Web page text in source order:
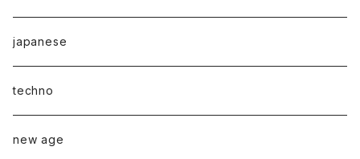
japanese
techno
new age